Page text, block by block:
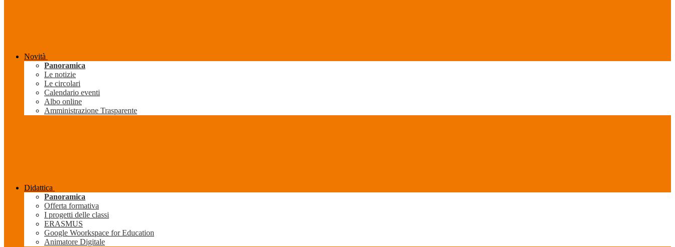
Novità
Panoramica
Le notizie
Le circolari
Calendario eventi
Albo online
Amministrazione Trasparente
Didattica
Panoramica
Offerta formativa
I progetti delle classi
ERASMUS
Google Woorkspace for Education
Animatore Digitale